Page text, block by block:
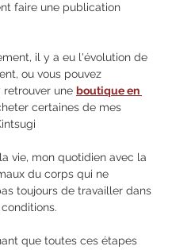
faire une publication
il y a eu l'évolution de
ou vous pouvez
retrouver une boutique en
certaines de mes
vie, mon quotidien avec la
du corps qui ne
toujours de travailler dans
que toutes ces étapes